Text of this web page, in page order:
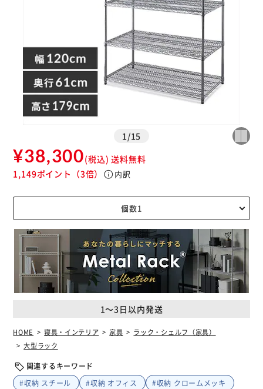
1 /15
¥38,300(税込) 送料無料
1,149ポイント （3倍） info内訳
1～3日以内発送
HOME 寝具・インテリア 家具
ラック・シェルフ（家具）
大型ラック
関連するキーワード
#収納 スチール
#収納 オフィス
#収納 クロームメッキ
※ご確認ください
カートに入れる 購入手続きへ